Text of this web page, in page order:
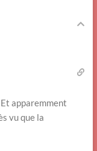
apparemment
vu que la